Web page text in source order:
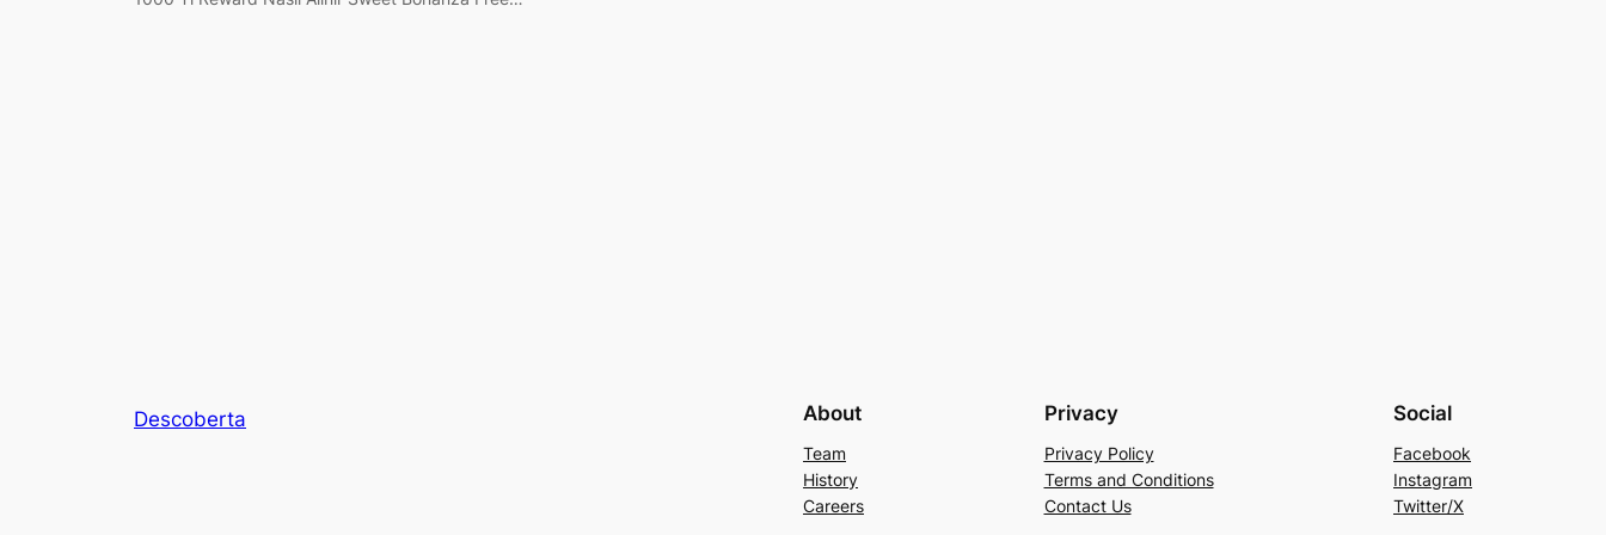
Descoberta About
Team
History
Careers
Privacy
Privacy Policy
Terms and Conditions
Contact Us
Social
Facebook
Instagram
Twitter/X